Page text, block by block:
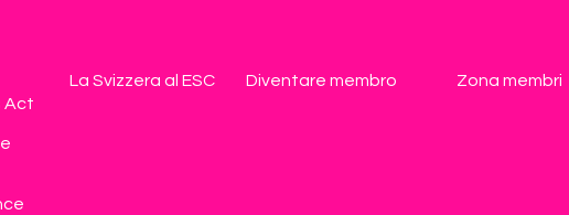
Diventare membro
La Svizzera al ESC
Zona membri
Act